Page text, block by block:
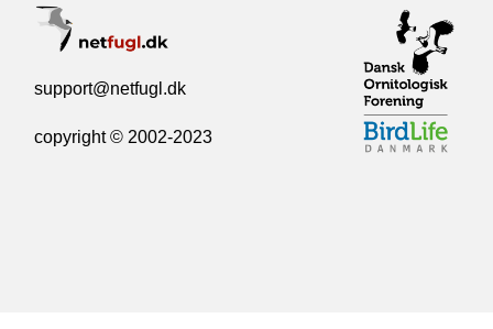
support@netfugl.dk
copyright © 2002-2023